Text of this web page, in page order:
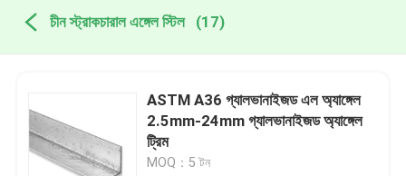
চীন স্ট্রাকচারাল এঙ্গেল স্টিল (17)
ASTM A36 গ্যালভানাইজড এল অ্যাঙ্গেল
2.5mm-24mm গ্যালভানাইজড অ্যাঙ্গেল
ট্রিম
MOQ：5 টন